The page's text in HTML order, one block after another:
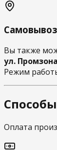
Самовывоз
Вы также
ул.
Режим
Оплата